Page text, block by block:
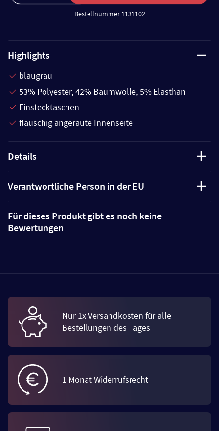
Bestellnummer 1131102
Highlights
blaugrau
53% Polyester, 42% Baumwolle, 5% Elasthan
Einstecktaschen
flauschig angeraute Innenseite
Details
Verantwortliche Person in der EU
Für dieses Produkt gibt es noch keine
Bewertungen
Nur 1x Versandkosten für alle
Bestellungen des Tages
1 Monat Widerrufsrecht